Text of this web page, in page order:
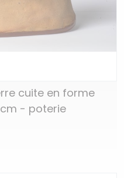
cuite en forme
- poterie